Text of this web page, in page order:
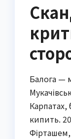
Балога —
кипить.